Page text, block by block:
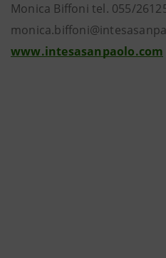
Monica Biffoni tel. 055/
www.intesasanpaolo.com